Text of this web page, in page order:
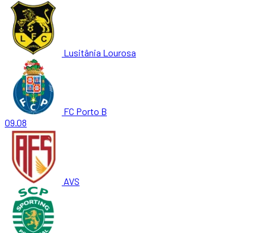
Lusitânia Lourosa
FC Porto B
09.08
AVS